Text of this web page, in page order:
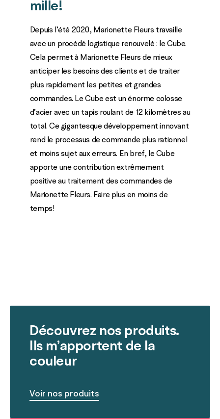
mille!
Depuis l’été 2020, Marionette Fleurs travaille
avec un procédé logistique renouvelé : le Cube.
Cela permet à Marionette Fleurs de mieux
anticiper les besoins des clients et de traiter
plus rapidement les petites et grandes
commandes. Le Cube est un énorme colosse
d’acier avec un tapis roulant de 12 kilomètres au
total. Ce gigantesque développement innovant
rend le processus de commande plus rationnel
et moins sujet aux erreurs. En bref, le Cube
apporte une contribution extrêmement
positive au traitement des commandes de
Marionette Fleurs. Faire plus en moins de
temps!
Découvrez nos produits.
Ils m’apportent de la
couleur
Voir nos produits